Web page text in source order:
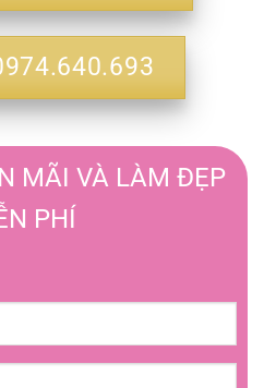
MÃI VÀ LÀM ĐẸP
PHÍ